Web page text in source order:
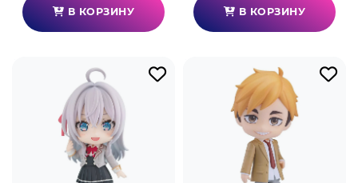
В КОРЗИНУ В КОРЗИНУ